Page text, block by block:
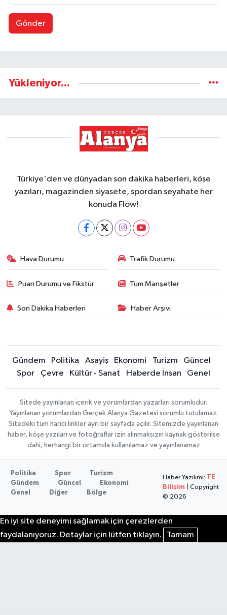
Gönder
Yükleniyor...
Türkiye'den ve dünyadan son dakika haberleri, köşe
yazıları, magazinden siyasete, spordan seyahate her
konuda Flow!
Hava Durumu Trafik Durumu
Puan Durumu ve Fikstür Tüm Manşetler
Son Dakika Haberleri Haber Arşivi
Gündem Politika Asayiş Ekonomi Turizm
Güncel
Spor
Çevre Kültür - Sanat Haberde İnsan Genel
Sitede yayınlanan içerik ve yorumlardan yazarları sorumludur.
Yayınlanan yorumlardan Gerçek Alanya Gazetesi sorumlu tutulamaz.
Sitedeki tüm harici linkler ayrı bir sayfada açılır. Sitemizde yayınlanan
haber, köşe yazıları ve fotoğraflar izin alınmaksızın kaynak gösterilse
dahi, herhangi bir ortamda kullanılamaz ve yayınlanamaz
Politika Spor
Turizm
Gündem
Güncel
Ekonomi
Genel
Diğer Bölge
Haber Yazılımı: TE
Bilişim | Copyright
© 2026
En iyi site deneyimi sağlamak için çerezlerden
faydalanıyoruz. Detaylar için lütfen tıklayın.
Tamam